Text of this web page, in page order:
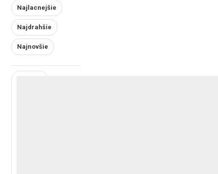
Najlacnejšie
Najdrahšie
Najnovšie